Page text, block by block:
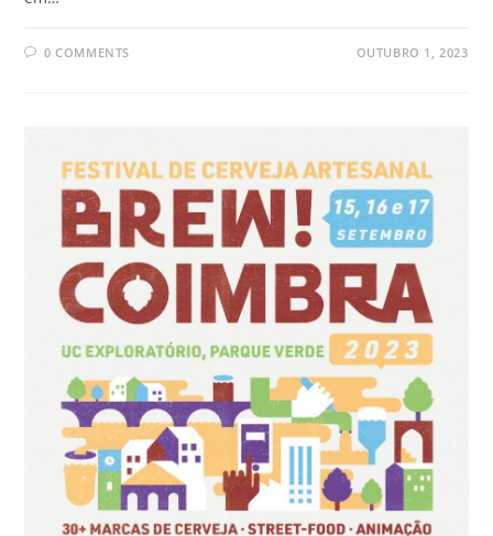
0 COMMENTS OUTUBRO 1, 2023